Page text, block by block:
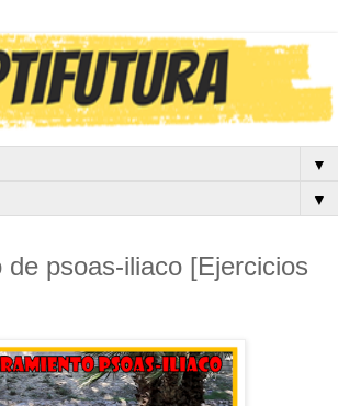
▼
▼
de psoas-iliaco [Ejercicios